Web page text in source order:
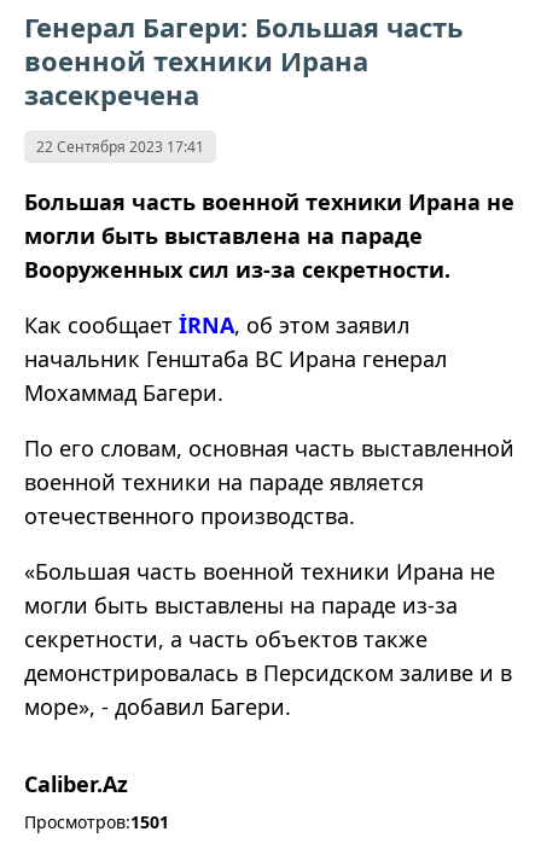
Генерал Багери: Большая часть
военной техники Ирана
засекречена
22 Сентября 2023 17:41
Большая часть военной техники Ирана не
могли быть выставлена на параде
Вооруженных сил из-за секретности.
Как сообщает İRNA, об этом заявил
начальник Генштаба ВС Ирана генерал
Мохаммад Багери.
По его словам, основная часть выставленной
военной техники на параде является
отечественного производства.
«Большая часть военной техники Ирана не
могли быть выставлены на параде из-за
секретности, а часть объектов также
демонстрировалась в Персидском заливе и в
море», - добавил Багери.
Caliber.Az
Просмотров:1501